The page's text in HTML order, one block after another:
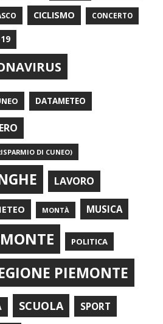
CICLISMO CONCERTO
DATAMETEO
DI CUNEO)
LAVORO
MONTÀ MUSICA
POLITICA
PIEMONTE
SCUOLA SPORT